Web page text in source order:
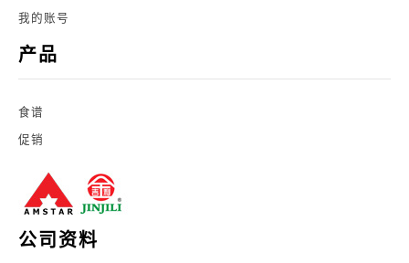
我的账号
产品
食谱
促销
公司资料